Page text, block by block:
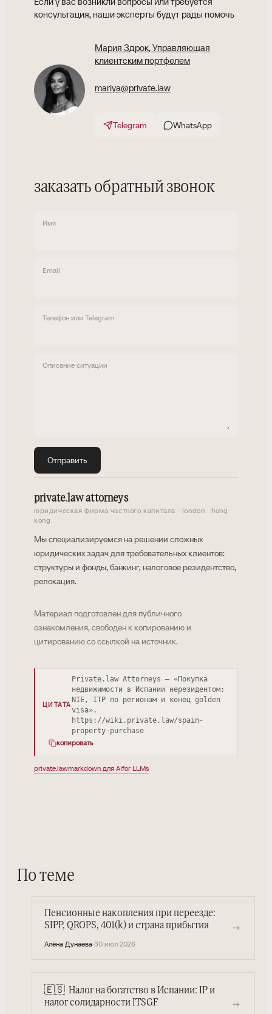
консультация, наши эксперты будут рады помочь
Мария Здрок, Управляющая
клиентским портфелем
mariya@private.law
Telegram WhatsApp
заказать обратный звонок
Имя
Email
Телефон или Telegram
Описание ситуации
Отправить
private.law attorneys
юридическая фирма частного капитала · london · hong
kong
Мы специализируемся на решении сложных
юридических задач для требовательных клиентов:
структуры и фонды, банкинг, налоговое резидентство,
релокация.
Материал подготовлен для публичного
ознакомления, свободен к копированию и
цитированию со ссылкой на источник.
ЦИТАТА
Private.law Attorneys — «Покупка
недвижимости в Испании нерезидентом:
NIE, ITP по регионам и конец golden
visa».
https://wiki.private.law/spain-
property-purchase
копировать
private.lawmarkdown для AIfor LLMs
По теме
Пенсионные накопления при переезде:
SIPP, QROPS, 401(k) и страна прибытия
Алёна Дунаева·30 июл 2026
→
🇪🇸 Налог на богатство в Испании: IP и
налог солидарности ITSGF
→